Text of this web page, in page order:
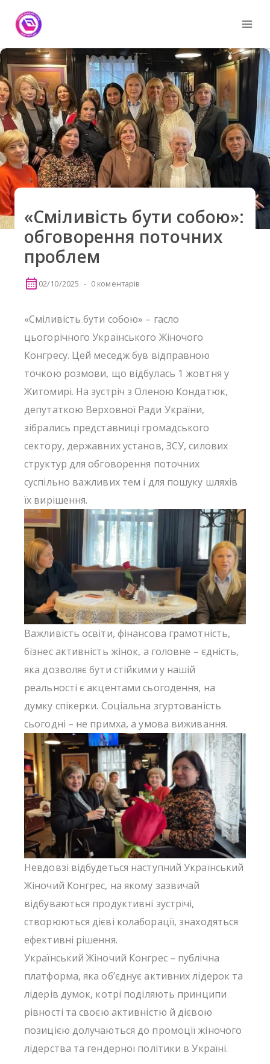
«Сміливість бути собою»:
обговорення поточних
проблем
02/10/2025 0 коментарів
«Сміливість бути собою» – гасло
цьогорічного Українського Жіночого
Конгресу. Цей меседж був відправною
точкою розмови, що відбулась 1 жовтня у
Житомирі. На зустріч з Оленою Кондатюк,
депутаткою Верховної Ради України,
зібрались представниці громадського
сектору, державних установ, ЗСУ, силових
структур для обговорення поточних
суспільно важливих тем і для пошуку шляхів
їх вирішення.
Важливість освіти, фінансова грамотність,
бізнес активність жінок, а головне – єдність,
яка дозволяє бути стійкими у нашій
реальності є акцентами сьогодення, на
думку спікерки. Соціальна згуртованість
сьогодні – не примха, а умова виживання.
Невдовзі відбудеться наступний Український
Жіночий Конгрес, на якому зазвичай
відбуваються продуктивні зустрічі,
створюються дієві колаборації, знаходяться
ефективні рішення.
Український Жіночий Конгрес – публічна
платформа, яка об’єднує активних лідерок та
лідерів думок, котрі поділяють принципи
рівності та своєю активністю й дієвою
позицією долучаються до промоції жіночого
лідерства та гендерної політики в Україні.